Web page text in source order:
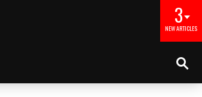
3
NEW ARTICLES